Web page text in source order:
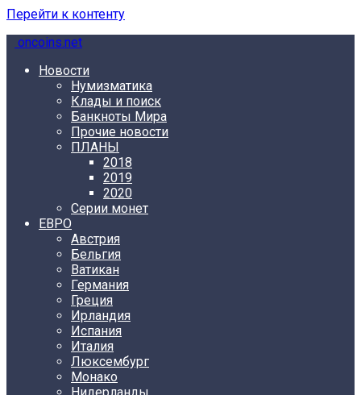
Перейти к контенту
oncoins.net
Новости
Нумизматика
Клады и поиск
Банкноты Мира
Прочие новости
ПЛАНЫ
2018
2019
2020
Серии монет
ЕВРО
Австрия
Бельгия
Ватикан
Германия
Греция
Ирландия
Испания
Италия
Люксембург
Монако